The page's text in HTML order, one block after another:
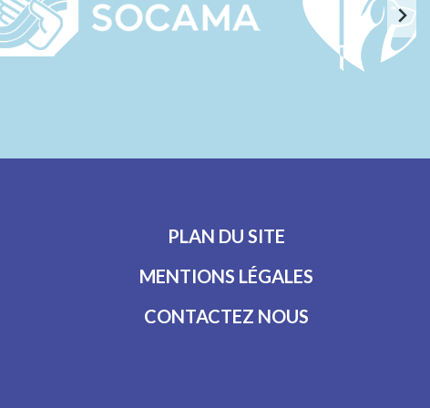
PLAN DU SITE
MENTIONS LÉGALES
CONTACTEZ NOUS